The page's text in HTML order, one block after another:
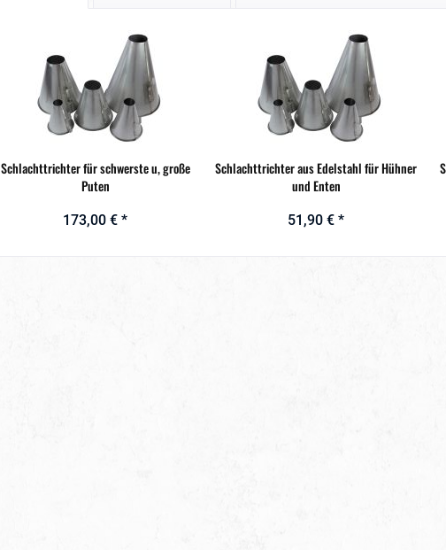
Schlachttrichter für schwerste u, große
Puten
173,00 € *
Schlachttrichter aus Edelstahl für Hühner
und Enten
51,90 € *